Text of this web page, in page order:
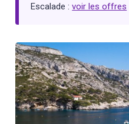
Escalade :voir les offres